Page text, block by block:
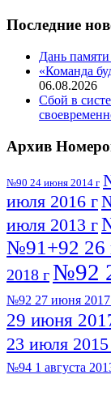
Последние
Дань
«Команда
06.08.2026
Сбой в
Архив
№90 24 июня 2014 г
июля 2016 г
июля 2013 г
№91+92 26
2018 г№92
№92 27 июня 2017
29 июня
23 июля 2015
№94 1 августа